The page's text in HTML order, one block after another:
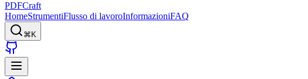
PDFCraft
HomeStrumentiFlusso di lavoroInformazioniFAQ
⌘K